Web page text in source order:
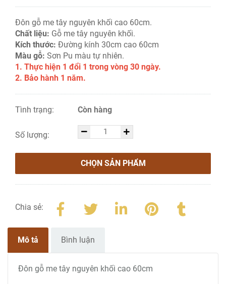
Đôn gỗ me tây nguyên khối cao 60cm.
Chất liệu: Gỗ me tây nguyên khối.
Kích thước: Đường kính 30cm cao 60cm
Màu gỗ: Sơn Pu màu tự nhiên.
1. Thực hiện 1 đổi 1 trong vòng 30 ngày.
2. Bảo hành 1 năm.
Tình trạng: Còn hàng
Số lượng:
CHỌN SẢN PHẨM
Chia sẻ:
Mô tả Bình luận
Đôn gỗ me tây nguyên khối cao 60cm